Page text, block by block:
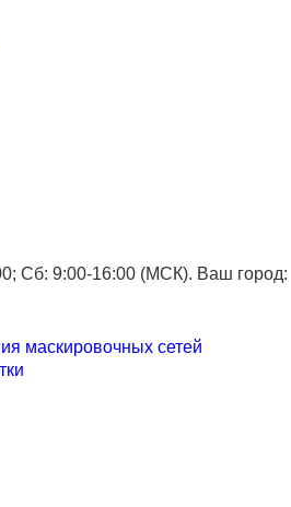
Сб: 9:00-16:00 (МСК). Ваш город:
маскировочных сетей